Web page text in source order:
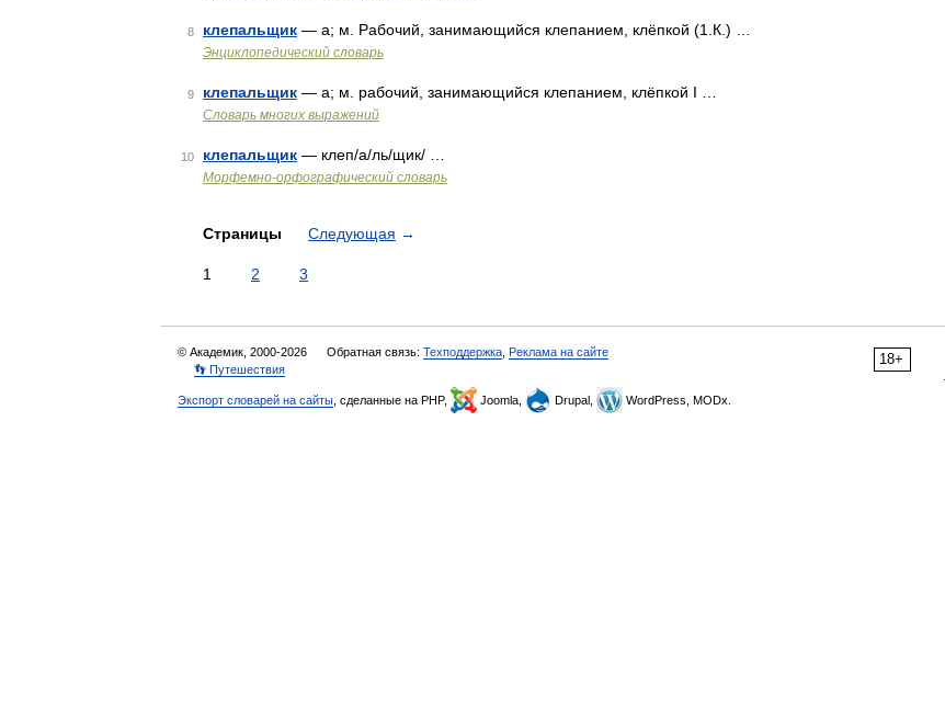
8 клепальщик — а; м. Рабочий, занимающийся клепанием, клёпкой (1.К.) …
Энциклопедический словарь
9 клепальщик — а; м. рабочий, занимающийся клепанием, клёпкой I …
Словарь многих выражений
10 клепальщик — клеп/а/ль/щик/ …
Морфемно-орфографический словарь
Страницы Следующая →
1 2 3
18+
© Академик, 2000-2026 Обратная связь: Техподдержка Реклама на сайте
👣 Путешествия
Экспорт словарей на сайты , сделанные на PHP, Joomla, Drupal, WordPress, MODx.